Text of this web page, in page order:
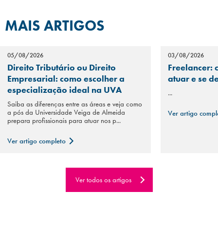
MAIS ARTIGOS
05/08/2026
Direito Tributário ou Direito
Empresarial: como escolher a
especialização ideal na UVA
Saiba as diferenças entre as áreas e veja como
a pós da Universidade Veiga de Almeida
prepara profissionais para atuar nos p...
Ver artigo completo
03/08/2026
Freelancer:
atuar e se
...
Ver artigo
Ver todos os artigos